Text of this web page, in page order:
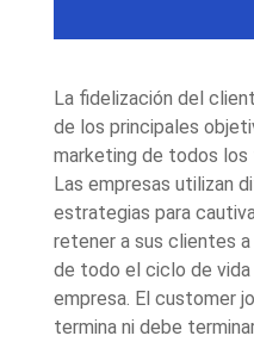
La fidelización del
de los principales
marketing de todos los
Las empresas utilizan
estrategias para
retener a sus clientes a
de todo el ciclo de vida
empresa. El customer
termina ni debe